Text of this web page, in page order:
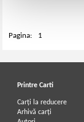
Pagina: 1
Printre Carti
Carți la reducere
Arhivă carți